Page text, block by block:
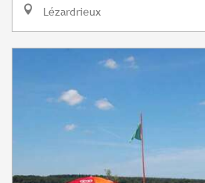
Lézardrieux